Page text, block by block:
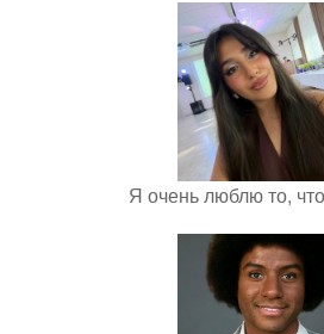
Я очень люблю то,